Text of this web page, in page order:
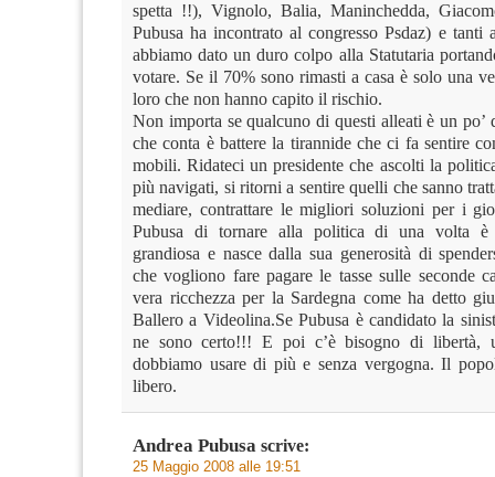
spetta !!), Vignolo, Balia, Maninchedda,
Pubusa ha incontrato al congresso Psdaz) e
abbiamo dato un duro colpo alla Statutaria
votare. Se il 70% sono rimasti a casa è solo una
loro che non hanno capito il rischio.
Non importa se qualcuno di questi alleati è un po’
che conta è battere la tirannide che ci fa sentire
mobili. Ridateci un presidente che ascolti la
più navigati, si ritorni a sentire quelli che sanno
mediare, contrattare le migliori soluzioni per i
Pubusa di tornare alla politica di una volta è
grandiosa e nasce dalla sua generosità di
che vogliono fare pagare le tasse sulle seconde
vera ricchezza per la Sardegna come ha detto
Ballero a Videolina.Se Pubusa è candidato la
ne sono certo!!! E poi c’è bisogno di libertà,
dobbiamo usare di più e senza vergogna. Il
libero.
Andrea Pubusa scrive:
25 Maggio 2008 alle 19:51